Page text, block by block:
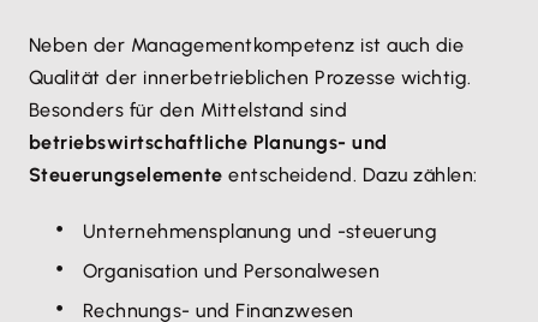
Neben der Managementkompetenz ist auch die
Qualität der innerbetrieblichen Prozesse wichtig.
Besonders für den Mittelstand sind
betriebswirtschaftliche Planungs- und
Steuerungselemente entscheidend. Dazu zählen:
Unternehmensplanung und -steuerung
Organisation und Personalwesen
Rechnungs- und Finanzwesen